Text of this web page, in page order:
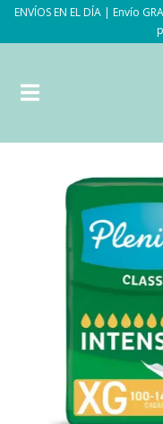
ENVÍOS EN EL DÍA | Envío